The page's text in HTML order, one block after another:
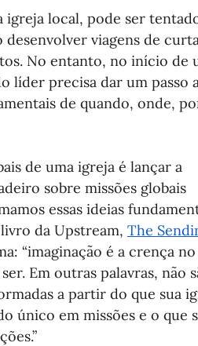
igreja local, pode ser
viagens de
No entanto, no início de
líder precisa dar um passo
de quando, onde,
de uma igreja é lançar a
sobre missões globais
essas ideias
da Upstream, The
“imaginação é a crença
Em outras palavras, não
a partir do que sua
único em missões e o que